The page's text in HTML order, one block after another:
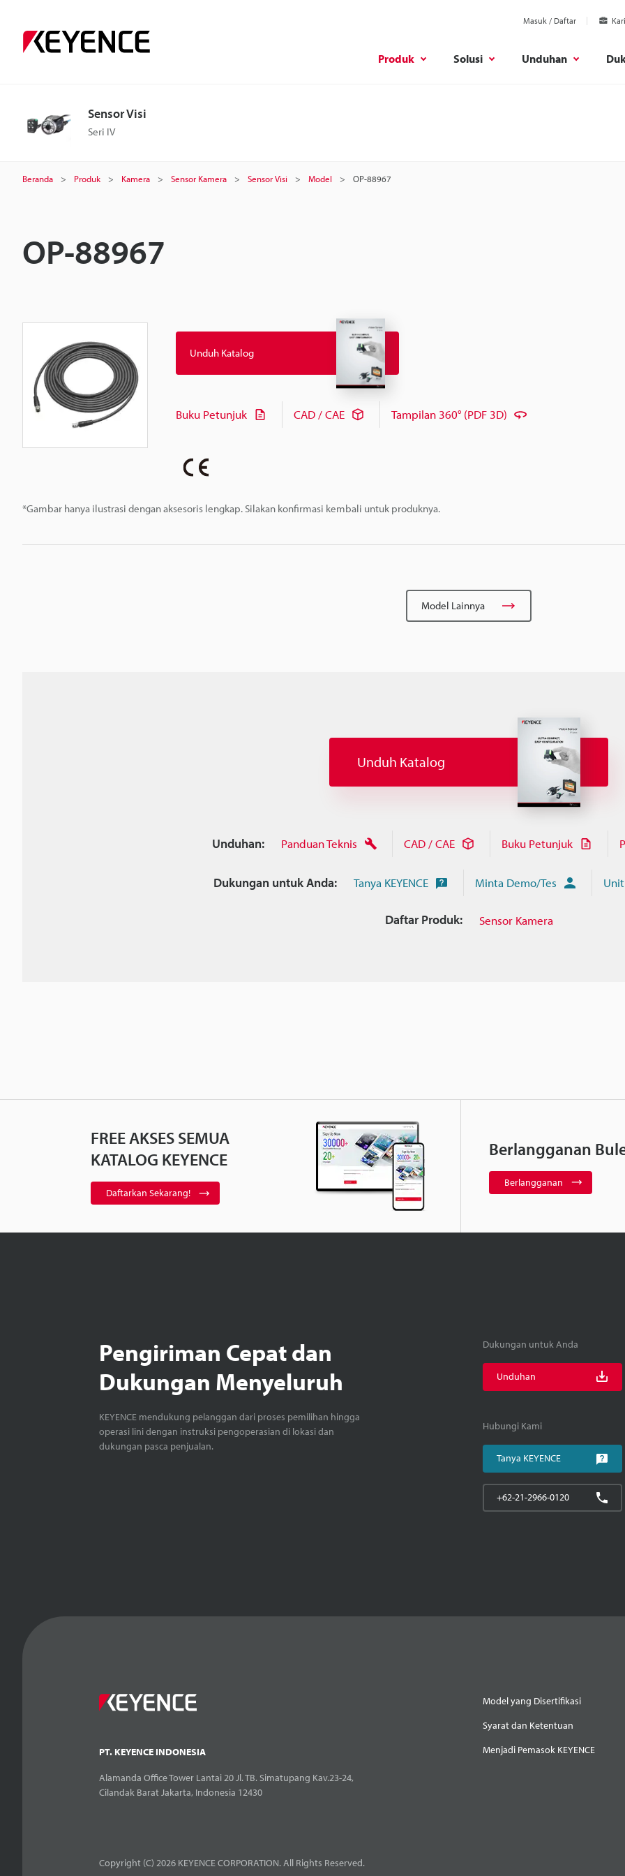
Masuk / Daftar
Produk Solusi Unduhan
Sensor Visi
Seri IV
Beranda Produk Kamera Sensor Kamera Sensor Visi Model OP-88967
OP-88967
*Gambar hanya ilustrasi dengan aksesoris lengkap. Silakan konfirmasi kembali untuk produknya.
Unduh Katalog
Buku Petunjuk CAD / CAE Tampilan 360° (PDF 3D)
Model Lainnya
Unduh Katalog
Unduhan: Panduan Teknis CAD / CAE Buku Petunjuk
Dukungan untuk Anda: Tanya KEYENCE Minta Demo/Tes
Daftar Produk: Sensor Kamera
FREE AKSES SEMUA
KATALOG KEYENCE
Daftarkan Sekarang!
Berlangganan
Berlangganan
Pengiriman Cepat dan
Dukungan Menyeluruh
KEYENCE mendukung pelanggan dari proses pemilihan hingga
operasi lini dengan instruksi pengoperasian di lokasi dan
dukungan pasca penjualan.
Dukungan untuk Anda
Unduhan
Hubungi Kami
Tanya KEYENCE
+62-21-2966-0120
PT. KEYENCE INDONESIA
Alamanda Office Tower Lantai 20 Jl. TB. Simatupang Kav.23-24,
Cilandak Barat Jakarta, Indonesia 12430
Model yang Disertifikasi
Syarat dan Ketentuan
Menjadi Pemasok KEYENCE
Copyright (C) 2026 KEYENCE CORPORATION. All Rights Reserved.